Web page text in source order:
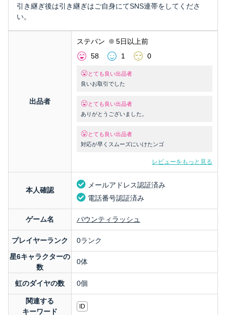
引き継ぎ後は引き継ぎはご自身にてSNS連帯をしてくださ
い。
出品者
ステパン
5日以上前
58
1 0
とても良い出品者
良いお取引でした
とても良い出品者
ありがとうございました。
とても良い出品者
対応が早くスムーズにいけたンゴ
レビューをもっと見る
本人確認
メールアドレス認証済み
電話番号認証済み
ゲーム名 バウンティラッシュ
プレイヤーランク
0ランク
星6キャラクターの
数
0体
虹のダイヤの数 0個
関連する
キーワード
ID